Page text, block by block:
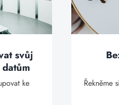
svůj
ke
Řekněme